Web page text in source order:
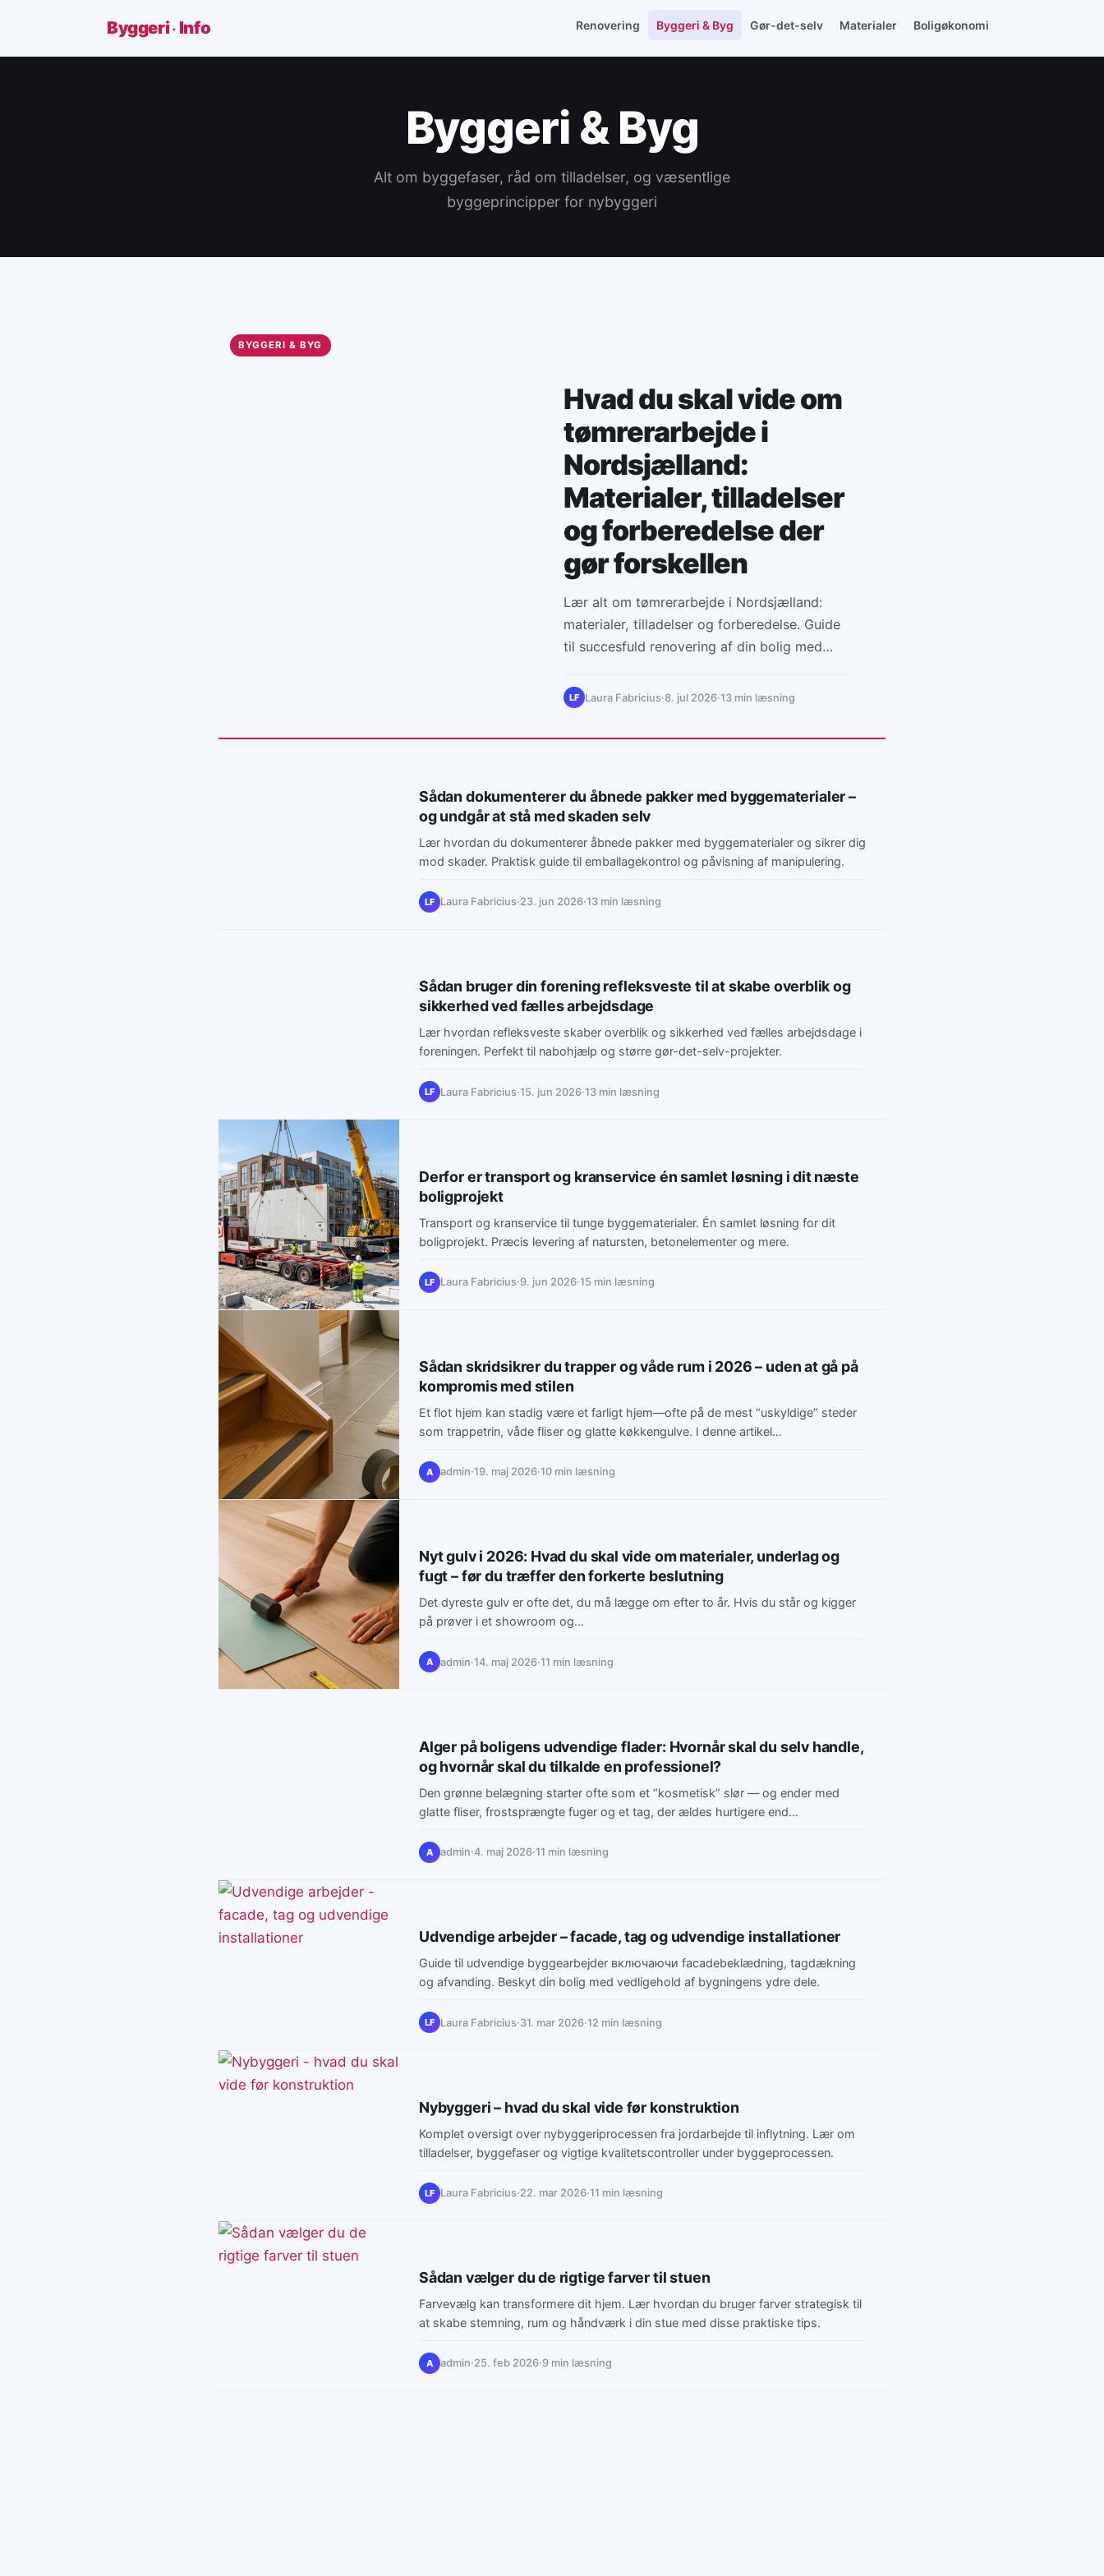
Byggeri· Info Renovering Byggeri & Byg Gør-det-selv Materialer Boligøkonomi
Byggeri & Byg
Alt om byggefaser, råd om tilladelser, og væsentlige
byggeprincipper for nybyggeri
BYGGERI & BYG
Hvad du skal vide om
tømrerarbejde i
Nordsjælland:
Materialer, tilladelser
og forberedelse der
gør forskellen
Lær alt om tømrerarbejde i Nordsjælland:
materialer, tilladelser og forberedelse. Guide
til succesfuld renovering af din bolig med
LF Laura Fabricius·8. jul 2026·13 min læsning
Sådan dokumenterer du åbnede pakker med byggematerialer –
og undgår at stå med skaden selv
Lær hvordan du dokumenterer åbnede pakker med byggematerialer og sikrer dig
mod skader. Praktisk guide til emballagekontrol og påvisning af manipulering.
LF Laura Fabricius·23. jun 2026·13 min læsning
Sådan bruger din forening refleksveste til at skabe overblik og
sikkerhed ved fælles arbejdsdage
Lær hvordan refleksveste skaber overblik og sikkerhed ved fælles arbejdsdage i
foreningen. Perfekt til nabohjælp og større gør-det-selv-projekter.
LF Laura Fabricius·15. jun 2026·13 min læsning
Derfor er transport og kranservice én samlet løsning i dit næste
boligprojekt
Transport og kranservice til tunge byggematerialer. Én samlet løsning for dit
boligprojekt. Præcis levering af natursten, betonelementer og mere.
LF Laura Fabricius·9. jun 2026·15 min læsning
Sådan skridsikrer du trapper og våde rum i 2026 – uden at gå på
kompromis med stilen
Et flot hjem kan stadig være et farligt hjem—ofte på de mest “uskyldige” steder
som trappetrin, våde fliser og glatte køkkengulve. I denne artikel…
A admin·19. maj 2026·10 min læsning
Nyt gulv i 2026: Hvad du skal vide om materialer, underlag og
fugt – før du træffer den forkerte beslutning
Det dyreste gulv er ofte det, du må lægge om efter to år. Hvis du står og kigger
på prøver i et showroom og…
A admin·14. maj 2026·11 min læsning
Alger på boligens udvendige flader: Hvornår skal du selv handle,
og hvornår skal du tilkalde en professionel?
Den grønne belægning starter ofte som et “kosmetisk” slør — og ender med
glatte fliser, frostsprængte fuger og et tag, der ældes hurtigere end…
A admin·4. maj 2026·11 min læsning
Udvendige arbejder – facade, tag og udvendige installationer
Guide til udvendige byggearbejder включаючи facadebeklædning, tagdækning
og afvanding. Beskyt din bolig med vedligehold af bygningens ydre dele.
LF Laura Fabricius·31. mar 2026·12 min læsning
Nybyggeri – hvad du skal vide før konstruktion
Komplet oversigt over nybyggeriprocessen fra jordarbejde til inflytning. Lær om
tilladelser, byggefaser og vigtige kvalitetscontroller under byggeprocessen.
LF Laura Fabricius·22. mar 2026·11 min læsning
Sådan vælger du de rigtige farver til stuen
Farvevælg kan transformere dit hjem. Lær hvordan du bruger farver strategisk til
at skabe stemning, rum og håndværk i din stue med disse praktiske tips.
A admin·25. feb 2026·9 min læsning